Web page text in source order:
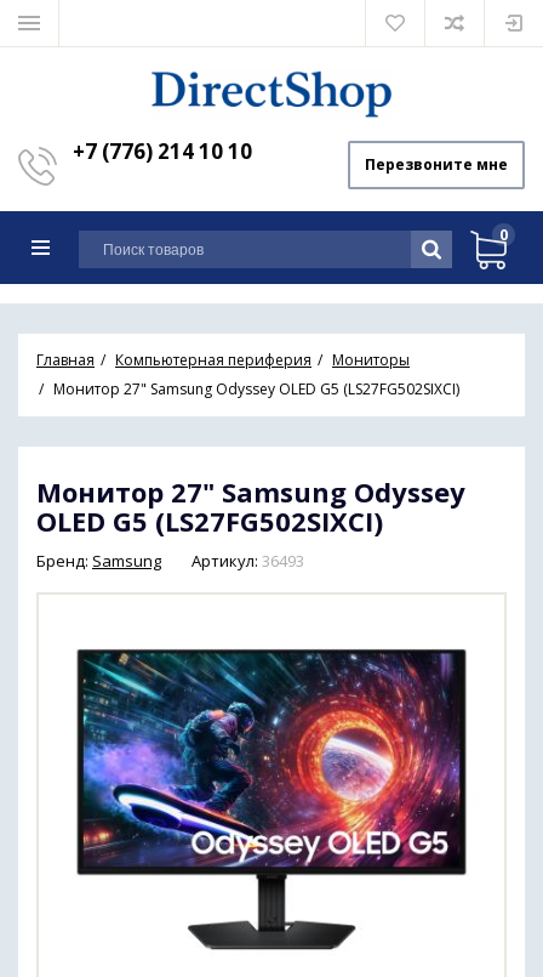
+7 (776) 214 10 10 Перезвоните мне
0
Главная Компьютерная периферия
Мониторы
Монитор 27" Samsung Odyssey OLED G5 (LS27FG502SIXCI)
Монитор 27" Samsung Odyssey
OLED G5 (LS27FG502SIXCI)
Бренд: Samsung Артикул: 36493